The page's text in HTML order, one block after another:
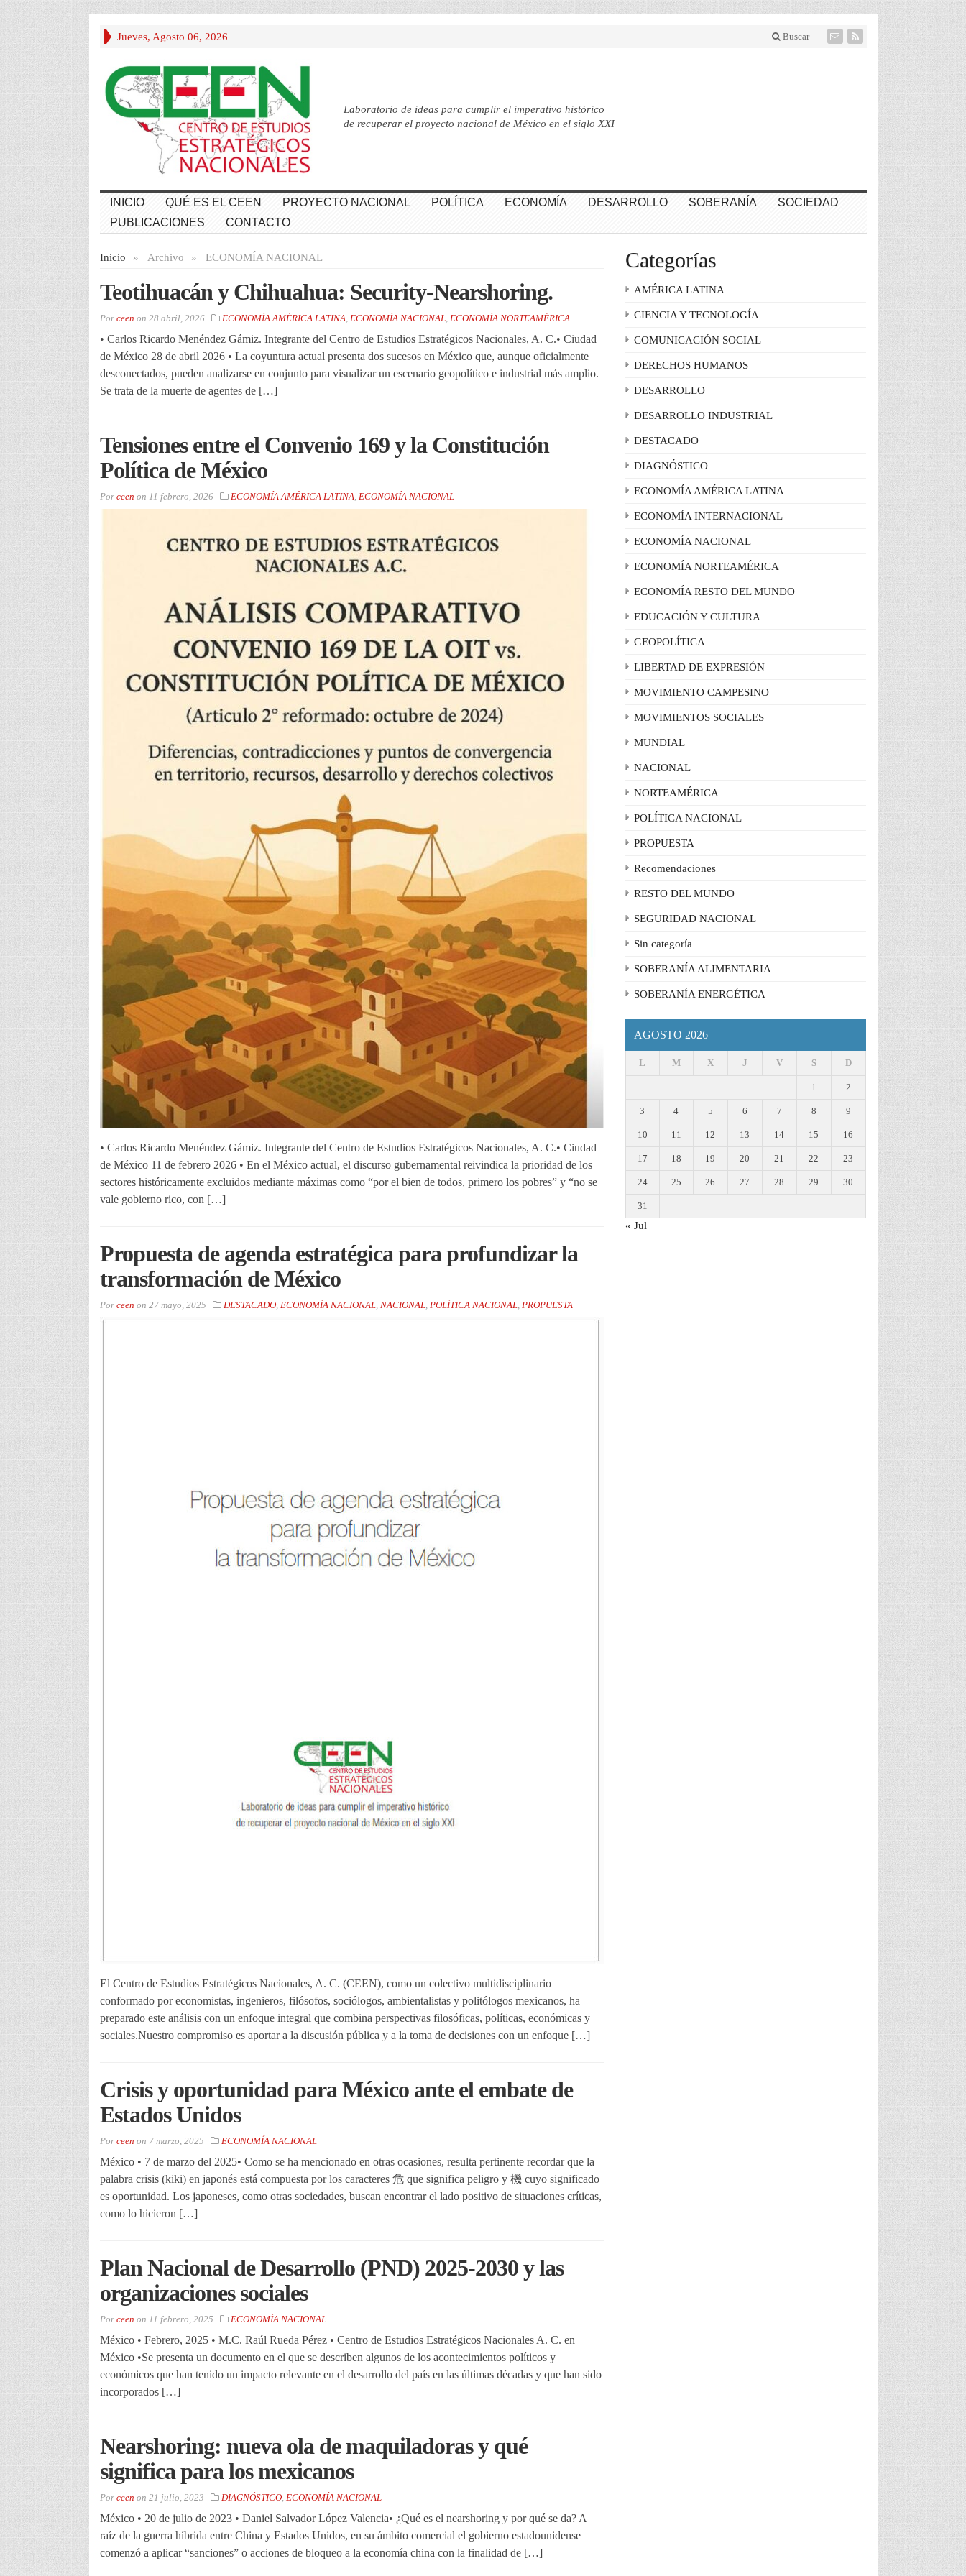
Jueves, Agosto 06, 2026 Buscar
Laboratorio de ideas para cumplir el imperativo histórico
de recuperar el proyecto nacional de México en el siglo XXI
INICIO QUÉ ES EL CEEN PROYECTO NACIONAL POLÍTICA ECONOMÍA DESARROLLO SOBERANÍA
SOCIEDAD
PUBLICACIONES
CONTACTO
Inicio » Archivo » ECONOMÍA NACIONAL
Teotihuacán y Chihuahua: Security-Nearshoring.
Por ceen on 28 abril, 2026 ECONOMÍA AMÉRICA LATINA, ECONOMÍA NACIONAL, ECONOMÍA NORTEAMÉRICA
• Carlos Ricardo Menéndez Gámiz. Integrante del Centro de Estudios Estratégicos Nacionales, A. C.• Ciudad
de México 28 de abril 2026 • La coyuntura actual presenta dos sucesos en México que, aunque oficialmente
desconectados, pueden analizarse en conjunto para visualizar un escenario geopolítico e industrial más amplio.
Se trata de la muerte de agentes de […]
Tensiones entre el Convenio 169 y la Constitución
Política de México
Por ceen on 11 febrero, 2026 ECONOMÍA AMÉRICA LATINA, ECONOMÍA NACIONAL
• Carlos Ricardo Menéndez Gámiz. Integrante del Centro de Estudios Estratégicos Nacionales, A. C.• Ciudad
de México 11 de febrero 2026 • En el México actual, el discurso gubernamental reivindica la prioridad de los
sectores históricamente excluidos mediante máximas como “por el bien de todos, primero los pobres” y “no se
vale gobierno rico, con […]
Propuesta de agenda estratégica para profundizar la
transformación de México
Por ceen on 27 mayo, 2025 DESTACADO, ECONOMÍA NACIONAL, NACIONAL, POLÍTICA NACIONAL, PROPUESTA
El Centro de Estudios Estratégicos Nacionales, A. C. (CEEN), como un colectivo multidisciplinario
conformado por economistas, ingenieros, filósofos, sociólogos, ambientalistas y politólogos mexicanos, ha
preparado este análisis con un enfoque integral que combina perspectivas filosóficas, políticas, económicas y
sociales.Nuestro compromiso es aportar a la discusión pública y a la toma de decisiones con un enfoque […]
Crisis y oportunidad para México ante el embate de
Estados Unidos
Por ceen on 7 marzo, 2025 ECONOMÍA NACIONAL
México • 7 de marzo del 2025• Como se ha mencionado en otras ocasiones, resulta pertinente recordar que la
palabra crisis (kiki) en japonés está compuesta por los caracteres 危 que significa peligro y 機 cuyo significado
es oportunidad. Los japoneses, como otras sociedades, buscan encontrar el lado positivo de situaciones críticas,
como lo hicieron […]
Plan Nacional de Desarrollo (PND) 2025-2030 y las
organizaciones sociales
Por ceen on 11 febrero, 2025 ECONOMÍA NACIONAL
México • Febrero, 2025 • M.C. Raúl Rueda Pérez • Centro de Estudios Estratégicos Nacionales A. C. en
México •Se presenta un documento en el que se describen algunos de los acontecimientos políticos y
económicos que han tenido un impacto relevante en el desarrollo del país en las últimas décadas y que han sido
incorporados […]
Nearshoring: nueva ola de maquiladoras y qué
significa para los mexicanos
Por ceen on 21 julio, 2023 DIAGNÓSTICO, ECONOMÍA NACIONAL
México • 20 de julio de 2023 • Daniel Salvador López Valencia• ¿Qué es el nearshoring y por qué se da? A
raíz de la guerra híbrida entre China y Estados Unidos, en su ámbito comercial el gobierno estadounidense
comenzó a aplicar “sanciones” o acciones de bloqueo a la economía china con la finalidad de […]
Categorías
AMÉRICA LATINA
CIENCIA Y TECNOLOGÍA
COMUNICACIÓN SOCIAL
DERECHOS HUMANOS
DESARROLLO
DESARROLLO INDUSTRIAL
DESTACADO
DIAGNÓSTICO
ECONOMÍA AMÉRICA LATINA
ECONOMÍA INTERNACIONAL
ECONOMÍA NACIONAL
ECONOMÍA NORTEAMÉRICA
ECONOMÍA RESTO DEL MUNDO
EDUCACIÓN Y CULTURA
GEOPOLÍTICA
LIBERTAD DE EXPRESIÓN
MOVIMIENTO CAMPESINO
MOVIMIENTOS SOCIALES
MUNDIAL
NACIONAL
NORTEAMÉRICA
POLÍTICA NACIONAL
PROPUESTA
Recomendaciones
RESTO DEL MUNDO
SEGURIDAD NACIONAL
Sin categoría
SOBERANÍA ALIMENTARIA
SOBERANÍA ENERGÉTICA
AGOSTO 2026
L M X J V S D
1 2
3 4 5 6 7 8 9
10 11 12 13 14 15 16
17 18 19 20 21 22 23
24 25 26 27 28 29 30
31
« Jul